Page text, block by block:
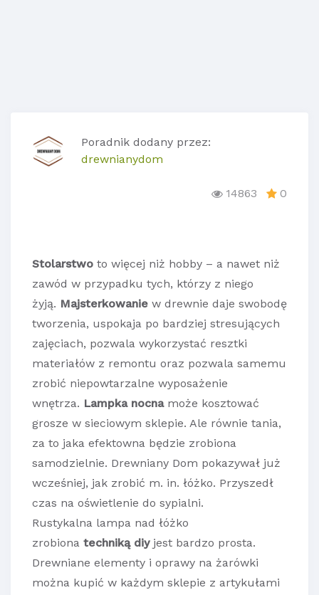
Poradnik dodany przez:
drewnianydom
14863 0
Stolarstwo to więcej niż hobby – a nawet niż
zawód w przypadku tych, którzy z niego
żyją. Majsterkowanie w drewnie daje swobodę
tworzenia, uspokaja po bardziej stresujących
zajęciach, pozwala wykorzystać resztki
materiałów z remontu oraz pozwala samemu
zrobić niepowtarzalne wyposażenie
wnętrza. Lampka nocnamoże kosztować
grosze w sieciowym sklepie. Ale równie tania,
za to jaka efektowna będzie zrobiona
samodzielnie. Drewniany Dom pokazywał już
wcześniej, jak zrobić m. in. łóżko. Przyszedł
czas na oświetlenie do sypialni.
Rustykalna lampa nad łóżko
zrobiona techniką diyjest bardzo prosta.
Drewniane elementy i oprawy na żarówki
można kupić w każdym sklepie z artykułami